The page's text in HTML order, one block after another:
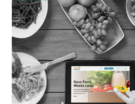
αντίκτυπο που έχει η επιχείρησή
σπατάλης τροφίμων.
αντίκτυπο — ένα γεύμα τη φορά.